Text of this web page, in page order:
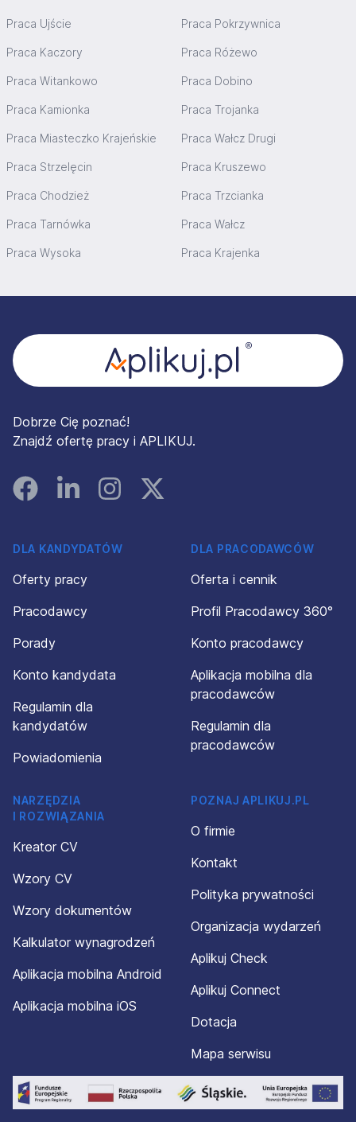
Praca Ujście Praca Pokrzywnica
Praca Kaczory Praca Różewo
Praca Witankowo Praca Dobino
Praca Kamionka Praca Trojanka
Praca Miasteczko Krajeńskie Praca Wałcz Drugi
Praca Strzelęcin Praca Kruszewo
Praca Chodzież Praca Trzcianka
Praca Tarnówka Praca Wałcz
Praca Wysoka Praca Krajenka
Dobrze Cię poznać!
Znajdź ofertę pracy i APLIKUJ.
FacebookLinked InInstagramInstagram
DLA KANDYDATÓW
Oferty pracy
Pracodawcy
Porady
Konto kandydata
Regulamin dla
kandydatów
Powiadomienia
DLA PRACODAWCÓW
Oferta i cennik
Profil Pracodawcy 360°
Konto pracodawcy
Aplikacja mobilna dla
pracodawców
Regulamin dla
pracodawców
NARZĘDZIA
I ROZWIĄZANIA
Kreator CV
Wzory CV
Wzory dokumentów
Kalkulator wynagrodzeń
Aplikacja mobilna Android
Aplikacja mobilna iOS
POZNAJ APLIKUJ.PL
O firmie
Kontakt
Polityka prywatności
Organizacja wydarzeń
Aplikuj Check
Aplikuj Connect
Dotacja
Mapa serwisu